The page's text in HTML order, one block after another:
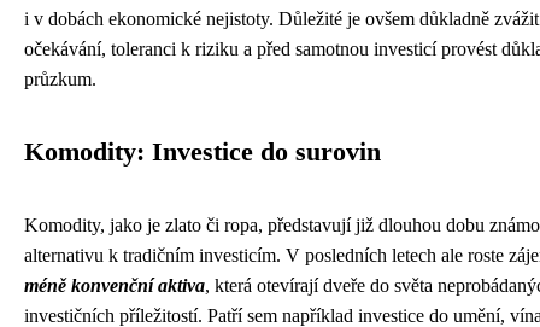
i v dobách ekonomické nejistoty. Důležité je ovšem důkladně
očekávání, toleranci k riziku a před samotnou investicí provést
průzkum.
Komodity: Investice do surovin
Komodity, jako je zlato či ropa, představují již dlouhou dobu
alternativu k tradičním investicím. V posledních letech ale roste
méně konvenční aktiva, která otevírají dveře do světa
investičních příležitostí. Patří sem například investice do umění,